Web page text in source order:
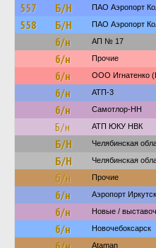
557 Б/Н ПАО Аэропорт
558 Б/Н ПАО Аэропорт
б/н АП № 17
б/н Прочие
б/н ООО Игнатенко
б/н АТП-3
б/н Самотлор-НН
Б/н АТП ЮКУ НВК
Б/Н Челябинская
Б/Н Челябинская
б/н Прочие
б/н Аэропорт Иркутск
б/н Новые /
б/н Новочебоксарск
Ataman